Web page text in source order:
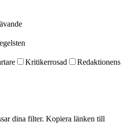
Kritikerrosad
Redaktionens
dina filter. Kopiera länken till